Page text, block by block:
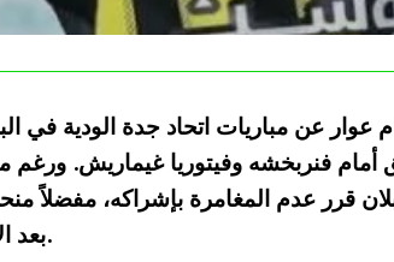
عوار عن مباريات اتحاد جدة الودية في
فنربخشه وفيتوريا غيماريش. ورغم
قرر عدم المغامرة بإشراكه، مفضلاً منحه
بعد الإصابة العضلية التي عانى منها مؤخراً.